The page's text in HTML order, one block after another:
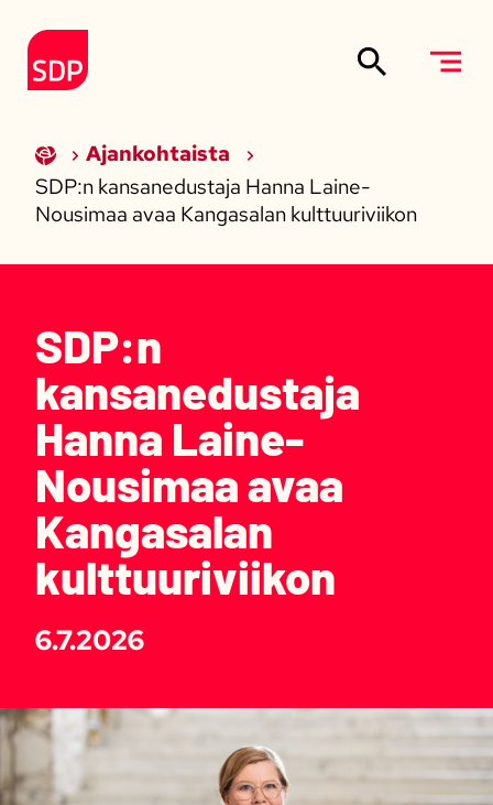
Etusivulle
Ajankohtaista
SDP:n kansanedustaja Hanna Laine-
Nousimaa avaa Kangasalan kulttuuriviikon
SDP:n
kansanedustaja
Hanna Laine-
Nousimaa avaa
Kangasalan
kulttuuriviikon
6.7.2026